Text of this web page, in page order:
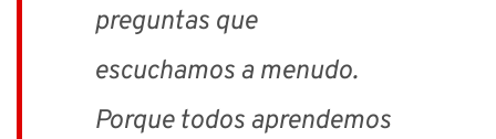
preguntas que
escuchamos a menudo.
Porque todos aprendemos